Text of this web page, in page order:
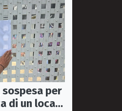
per
di un locale